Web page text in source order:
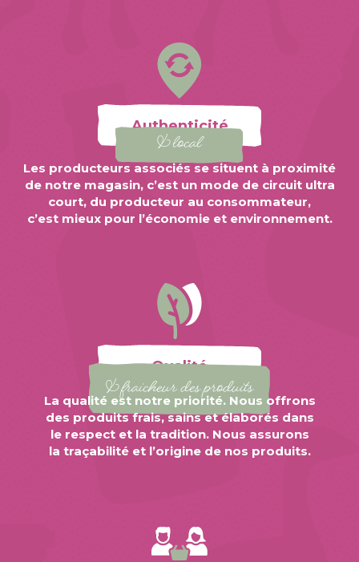
Authenticité
& local
Les producteurs associés se situent à proximité
de notre magasin, c’est un mode de circuit ultra
court, du producteur au consommateur,
c’est mieux pour l’économie et environnement.
Qualité
& fraicheur des produits
La qualité est notre priorité. Nous offrons
des produits frais, sains et élaborés dans
le respect et la tradition. Nous assurons
la traçabilité et l’origine de nos produits.